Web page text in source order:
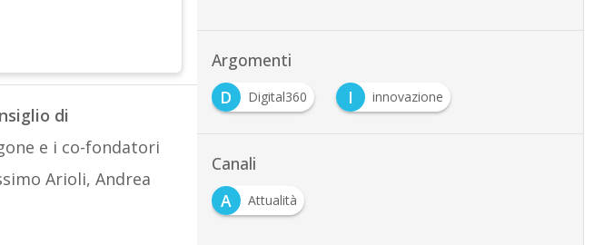
di
e i co-fondatori
Arioli, Andrea
Argomenti
D
Digital360 I innovazione
Canali
A
Attualità